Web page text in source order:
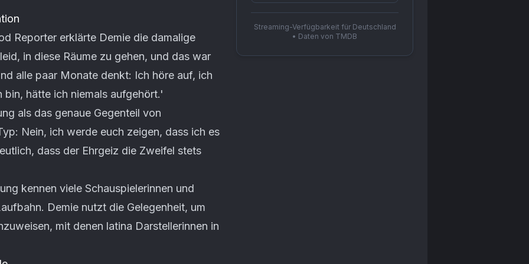
Reporter erklärte Demie die damalige
in diese Räume zu gehen, und das war
alle paar Monate denkt: Ich höre auf, ich
hätte ich niemals aufgehört.'
als das genaue Gegenteil von
Nein, ich werde euch zeigen, dass ich es
dass der Ehrgeiz die Zweifel stets
kennen viele Schauspielerinnen und
Demie nutzt die Gelegenheit, um
mit denen latina Darstellerinnen in
Streaming-Verfügbarkeit für Deutschland
• Daten von TMDB